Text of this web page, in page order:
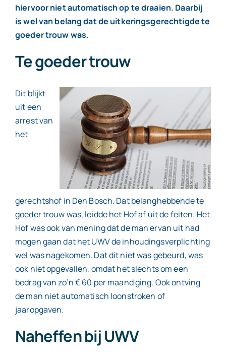
hiervoor niet automatisch op te draaien. Daarbij
is wel van belang dat de uitkeringsgerechtigde te
goeder trouw was.
Te goeder trouw
Dit blijkt
uit een
arrest van
het
gerechtshof in Den Bosch. Dat belanghebbende te
goeder trouw was, leidde het Hof af uit de feiten. Het
Hof was ook van mening dat de man ervan uit had
mogen gaan dat het UWV de inhoudingsverplichting
wel was nagekomen. Dat dit niet was gebeurd, was
ook niet opgevallen, omdat het slechts om een
bedrag van zo’n € 60 per maand ging. Ook ontving
de man niet automatisch loonstroken of
jaaropgaven.
Naheffen bij UWV